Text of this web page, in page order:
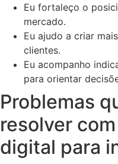
Eu fortaleço o
mercado.
Eu ajudo a criar
clientes.
Eu acompanho
para orientar
Problemas
resolver
digital para